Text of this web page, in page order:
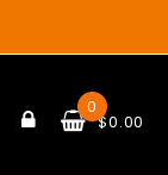
0
$0.00